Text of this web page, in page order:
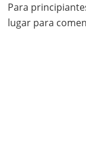
Para
lugar para